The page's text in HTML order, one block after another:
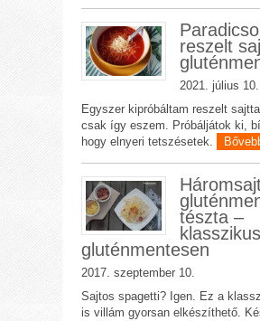
reszelt
2021. július 10.
Egyszer kipróbáltam reszelt
csak így eszem. Próbáljátok ki,
hogy elnyeri tetszésetek.
tészta –
gluténmentesen
2017. szeptember 10.
Sajtos spagetti? Igen. Ez a
is villám gyorsan elkészíthető.